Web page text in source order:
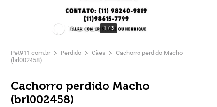
1/3
Pet911.com.br Perdido Cães
Cachorro perdido Macho
(brl002458)
Cachorro perdido Macho
(brl002458)